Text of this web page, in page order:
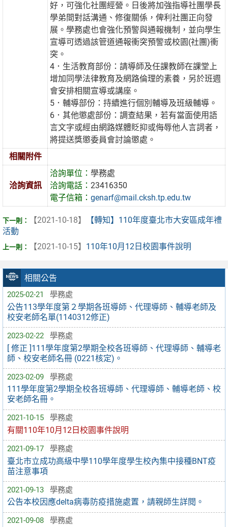
相關公告
2025-02-21 學務處
公告113學年度第２學期各班導師、代理導師、輔導老師及
校安老師名單(1140312修正)
2023-02-22 學務處
[ 修正 ]111學年度第2學期全校各班導師、代理導師、輔導老
師、校安老師名冊 (0221核定)。
2023-02-09 學務處
111學年度第2學期全校各班導師、代理導師、輔導老師、校
安老師名冊。
2021-10-15 學務處
有關110年10月12日校園事件說明
2021-09-17 學務處
臺北市立成功高級中學110學年度學生校內集中接種BNT疫
苗注意事項
2021-09-13 學務處
公告本校因應delta病毒防疫措施處置，請親師生詳閱。
2021-09-08 學務處
好，可強化社團經營。日後將加強指導社團學長
學弟間對話溝通、修復關係，俾利社團正向發
展。學務處也會強化預警與通報機制，並向學生
宣導可透過該管道通報衝突預警或校園(社團)衝
突。
4．生活教育部份：請導師及任課教師在課堂上
增加同學法律教育及網路倫理的素養，另於班週
會安排相關宣導或講座。
5．輔導部份：持續進行個別輔導及班級輔導。
6．其他懲處部份：調查結果，若有當面使用語
言文字或經由網路媒體貶抑或侮辱他人言詞者，
將提送獎懲委員會討論懲處。
相關附件
洽詢資訊
洽詢單位：學務處
洽詢電話：23416350
電子信箱：genarf@mail.cksh.tp.edu.tw
【2021-10-18】
【轉知】110年度臺北市大安區成年禮
活動
【2021-10-15】 110年10月12日校園事件說明